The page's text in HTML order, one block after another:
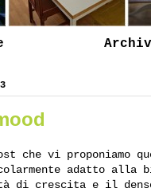
che vi proponiamo
adatto
di crescita e il